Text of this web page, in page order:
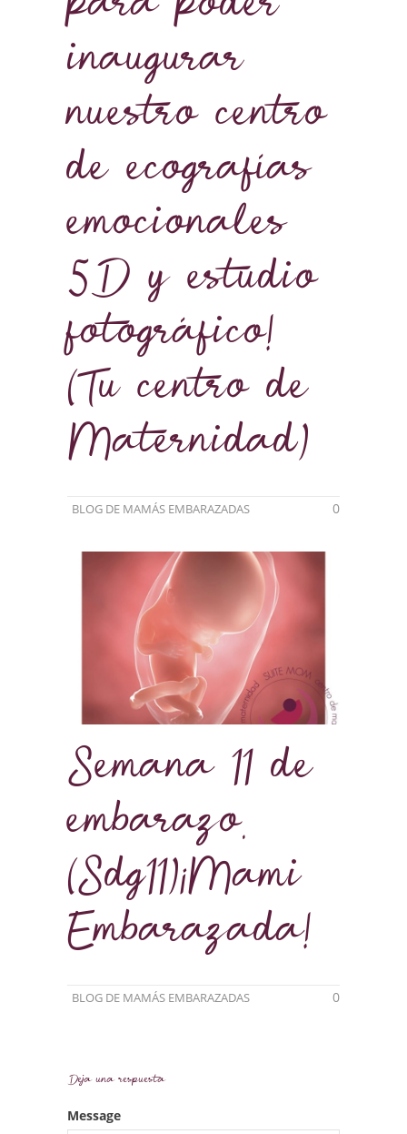
inaugurar
nuestro centro
de ecografías
emocionales
5D y estudio
fotográfico!
(Tu centro de
Maternidad)
BLOG DE MAMÁS EMBARAZADAS 0
Semana 11 de
embarazo.
(Sdg11)¡Mami
Embarazada!
BLOG DE MAMÁS EMBARAZADAS 0
Deja una respuesta
Message